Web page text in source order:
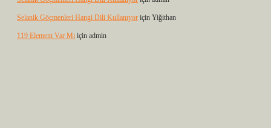
Selanik Göçmenleri Hangi Dili Kullanıyor için Yiğithan
119 Element Var Mı için admin